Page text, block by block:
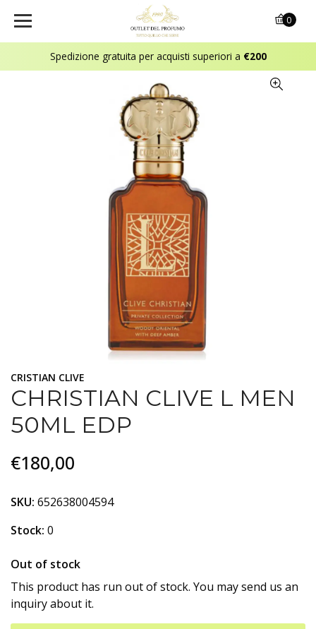
Spedizione gratuita per acquisti superiori a €200
0
CRISTIAN CLIVE
CHRISTIAN CLIVE L MEN
50ML EDP
€180,00
SKU: 652638004594
Stock: 0
Out of stock
This product has run out of stock. You may send us an
inquiry about it.